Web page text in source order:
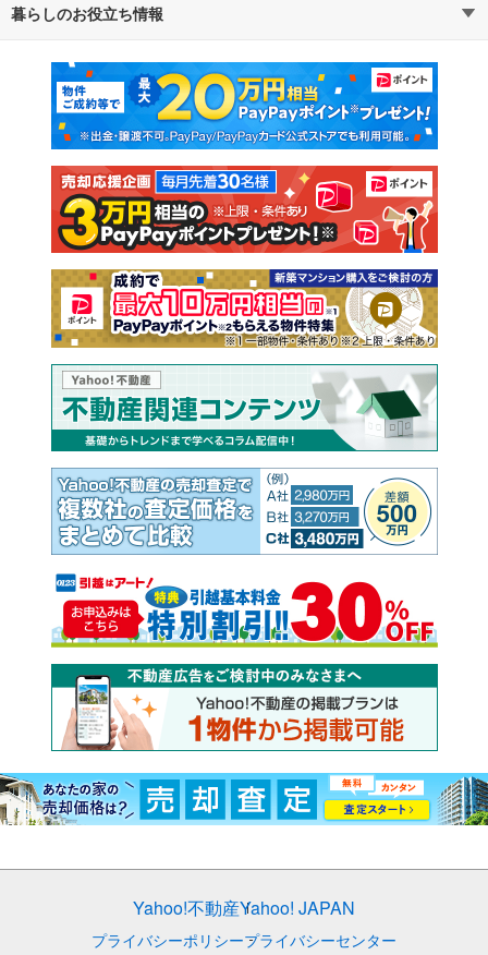
不動産・住宅
新築マンション 中古マンション
新築一戸建て 中古一戸建て
注文住宅 土地
売却査定
暮らしのお役立ち情報
マンションカタログ 教えて！住まいの先生
Yahoo!不動産Yahoo! JAPAN
プライバシーポリシープライバシーセンター